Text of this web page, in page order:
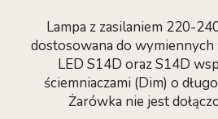
Lampa z zasilaniem 220-
dostosowana do
LED S14D oraz S14D
ściemniaczami (Dim) o
Żarówka nie jest